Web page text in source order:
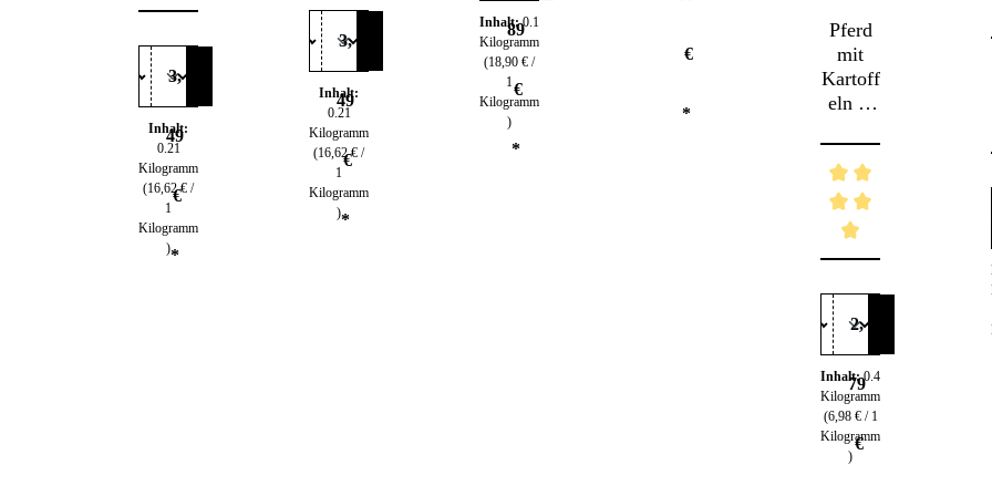
elchen
Inhalt:
0.21
Kilogramm
(16,62 € /
1
Kilogramm
)
3,
49
€
*
Durchschnittliche Bewertung von 4.92 von 5 Sternen
mlich
Inhalt:
0.21
Kilogramm
(16,62 € /
1
Kilogramm
)
3,
49
€
*
Inhalt:0.1
Kilogramm
(18,90 € /
1
Kilogramm
)
89
€
*
€
*
Pferd
mit
Kartoff
eln &
oghurt
– Für
Hunde
mit
Ansprü
chen
Inhalt:0.4
Kilogramm
(6,98 € / 1
Kilogramm
)
2,
79
€
Durchschnittliche